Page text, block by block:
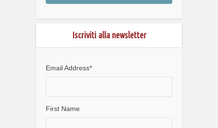
Iscriviti alla newsletter
Email Address*
First Name